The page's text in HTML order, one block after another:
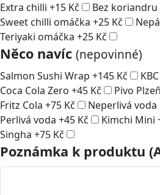
Extra chilli +15 Kč Bez koriandru
Sweet chilli omáčka +25 Kč
Teriyaki omáčka +25 Kč
Něco navíc (nepovinné)
Salmon Sushi Wrap +145 Kč
Coca Cola Zero +45 Kč Pivo
Fritz Cola +75 Kč Neperlivá voda
Perlivá voda +45 Kč Kimchi Mini
Singha +75 Kč
Poznámka k produktu